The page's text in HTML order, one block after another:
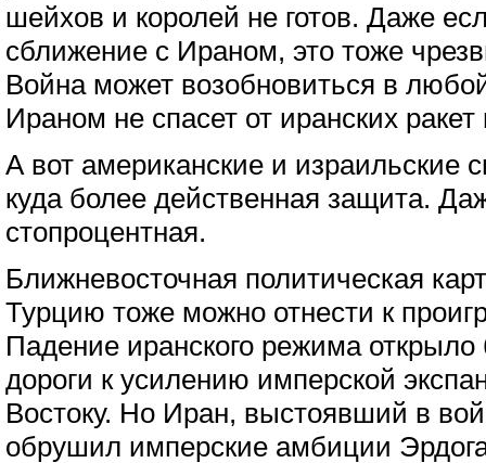
шейхов и королей не готов. Даже
сближение с Ираном, это тоже
Война может возобновиться в
Ираном не спасет от иранских
А вот американские и израильские
куда более действенная защита.
стопроцентная.
Ближневосточная политическая
Турцию тоже можно отнести к
Падение иранского режима
дороги к усилению имперской
Востоку. Но Иран, выстоявший в
обрушил имперские амбиции